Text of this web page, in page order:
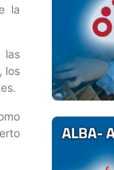
la
las
los